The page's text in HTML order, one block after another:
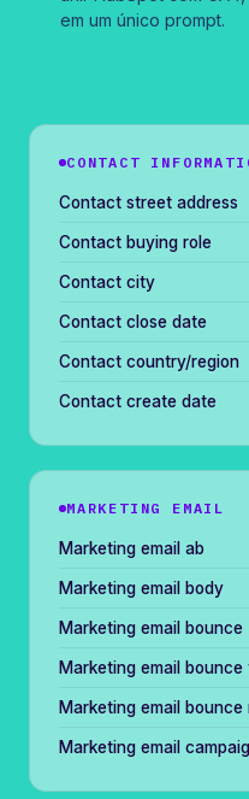
em um único prompt.
CONTACT
Contact street address
Contact buying role
Contact city
Contact close date
Contact country/region
Contact create date
MARKETING EMAIL
Marketing email ab
Marketing email body
Marketing email bounce
Marketing email bounce
Marketing email bounce
Marketing email